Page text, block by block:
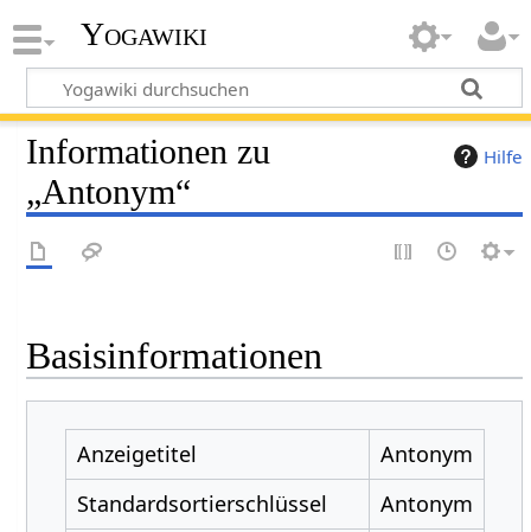
Yogawiki
Hilfe
Informationen zu
„Antonym“
Basisinformationen
Anzeigetitel
Antonym
Standardsortierschlüssel
Antonym